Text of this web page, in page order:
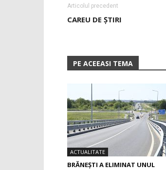
Articolul precedent
CAREU DE ŞTIRI
PE ACEEASI TEMA
ACTUALITATE
BRĂNEȘTI A ELIMINAT UNUL